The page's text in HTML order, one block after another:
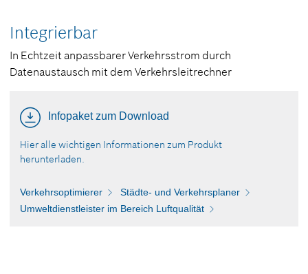
Integrierbar
In Echtzeit anpassbarer Verkehrsstrom durch
Datenaustausch mit dem Verkehrsleitrechner
Infopaket zum Download
Hier alle wichtigen Informationen zum Produkt
herunterladen.
Verkehrsoptimierer
Städte- und Verkehrsplaner
Umweltdienstleister im Bereich Luftqualität